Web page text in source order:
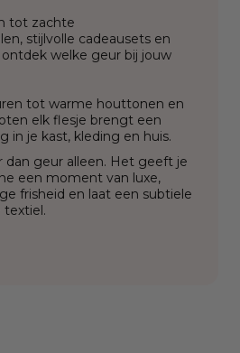
tot zachte
stijlvolle cadeausets en
ontdek welke geur bij jouw
tot warme houttonen en
elk flesje brengt een
in je kast, kleding en huis.
dan geur alleen. Het geeft je
een moment van luxe,
frisheid en laat een subtiele
textiel.